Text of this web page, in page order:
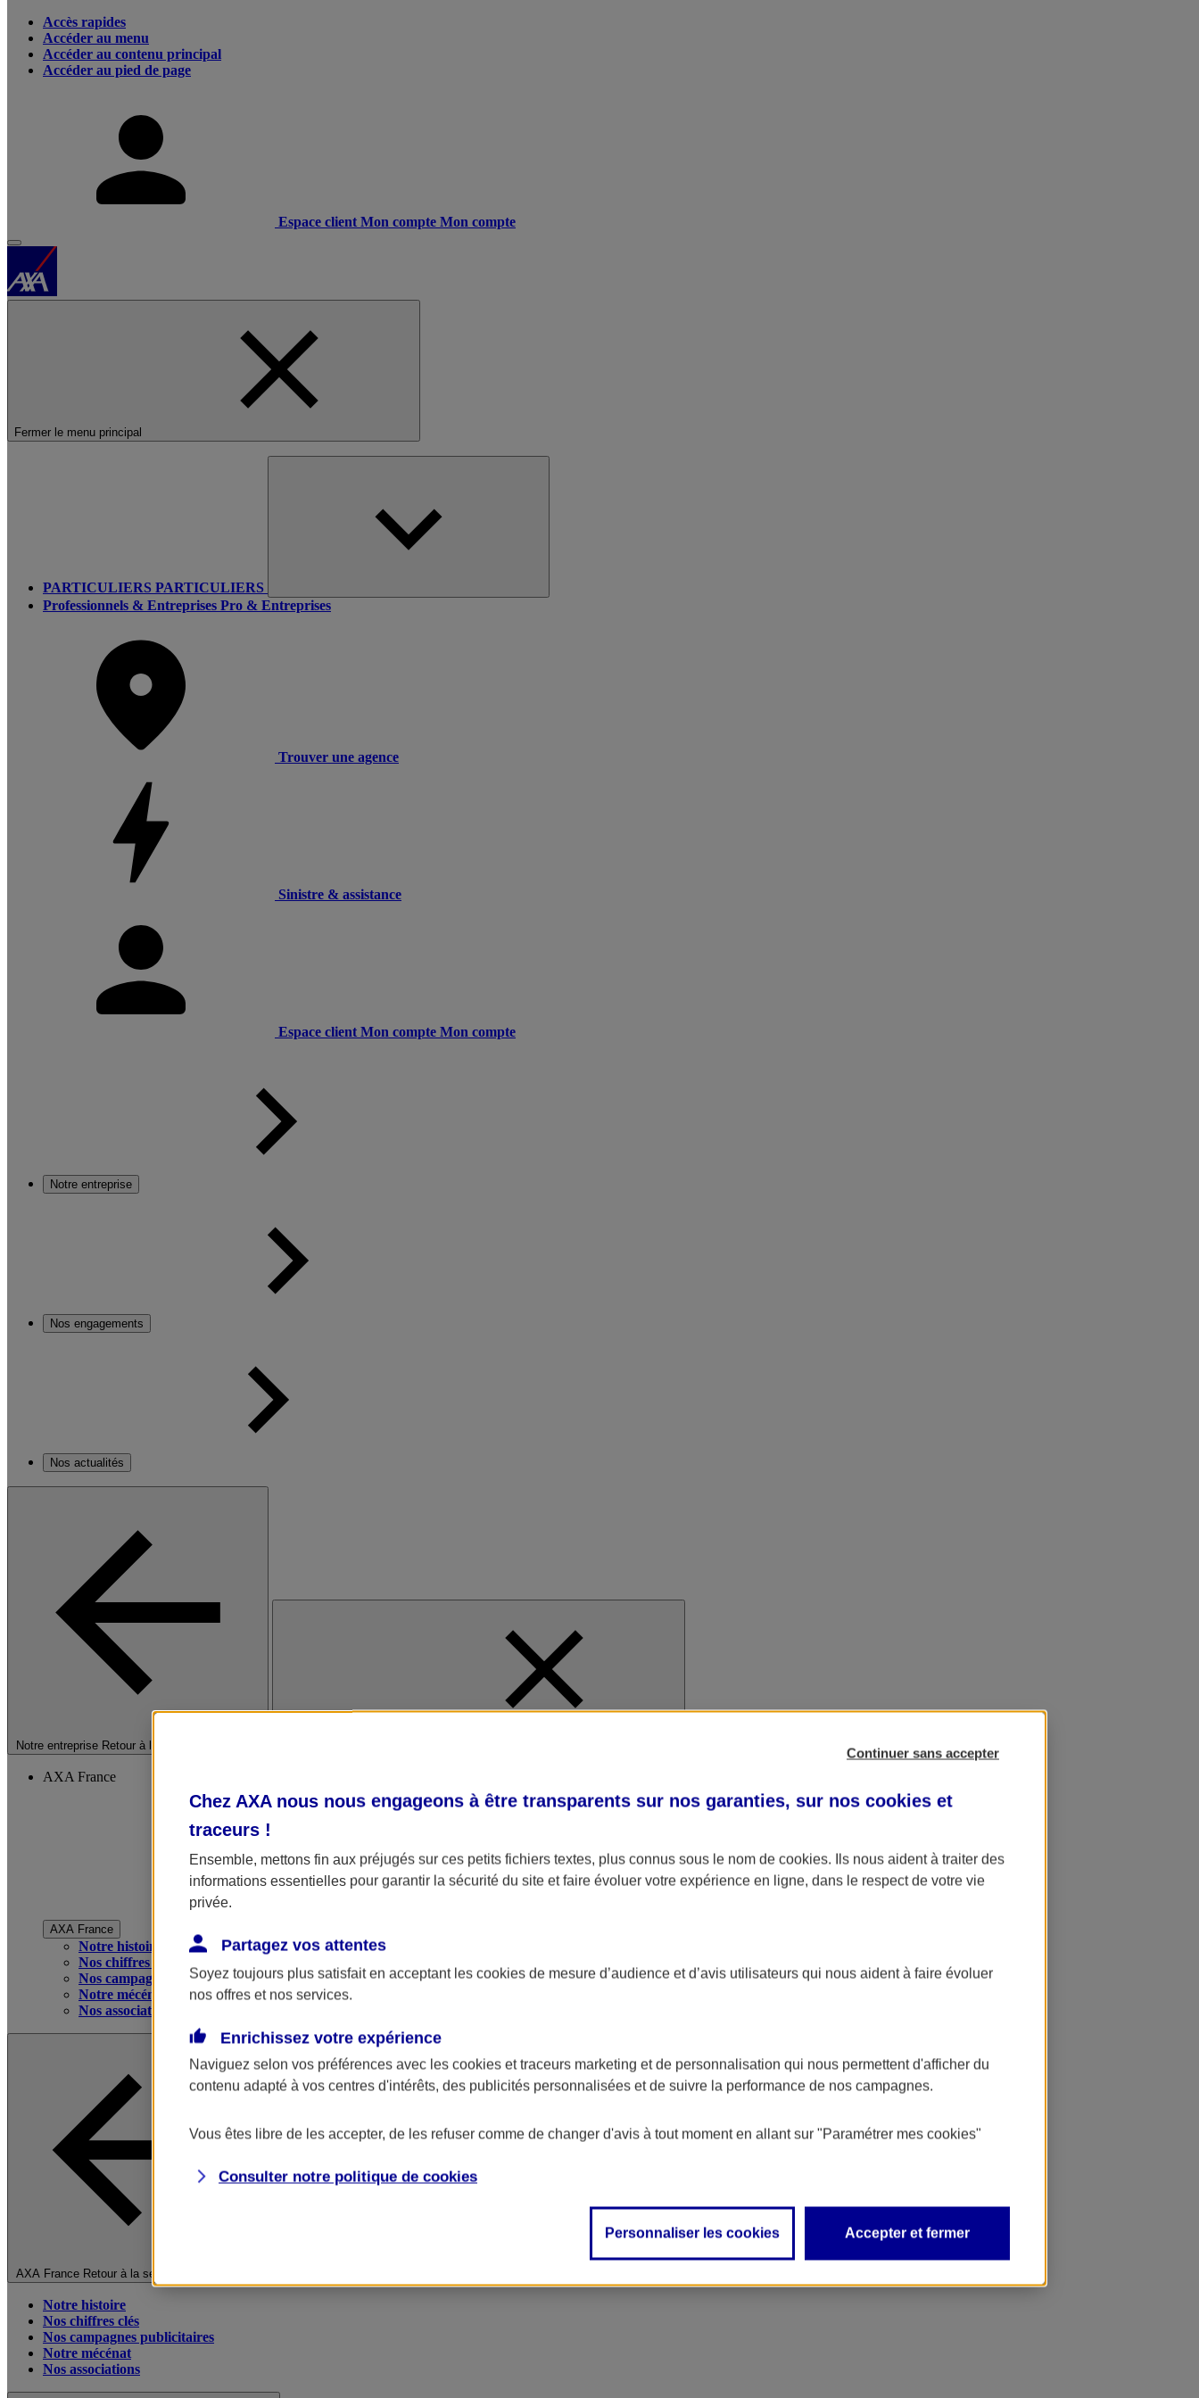
Accès rapides
Accéder au menu
Accéder au contenu principal
Accéder au pied de page
Espace client Mon compte Mon compte
Fermer le menu principal
PARTICULIERS PARTICULIERS
Professionnels & Entreprises Pro & Entreprises
Trouver une agence
Sinistre & assistance
Espace client Mon compte Mon compte
Notre entreprise
Nos engagements
Nos actualités
Notre entreprise Retour à la section précédente
AXA France
AXA France
Notre histoire
Nos chiffres clés
Nos campagnes publicitaires
Notre mécénat
Nos associations
AXA France Retour à la section précédente
Notre histoire
Nos chiffres clés
Nos campagnes publicitaires
Notre mécénat
Nos associations
Continuer sans accepter
Chez AXA nous nous engageons à être transparents sur nos garanties, sur nos cookies et
traceurs !
Ensemble, mettons fin aux préjugés sur ces petits fichiers textes, plus connus sous le nom de cookies. Ils nous aident à traiter des
informations essentielles pour garantir la sécurité du site et faire évoluer votre expérience en ligne, dans le respect de votre vie
privée.
Partagez vos attentes
Soyez toujours plus satisfait en acceptant les cookies de mesure d’audience et d’avis utilisateurs qui nous aident à faire évoluer
nos offres et nos services.
Enrichissez votre expérience
Naviguez selon vos préférences avec les cookies et traceurs marketing et de personnalisation qui nous permettent d'afficher du
contenu adapté à vos centres d'intérêts, des publicités personnalisées et de suivre la performance de nos campagnes.
Vous êtes libre de les accepter, de les refuser comme de changer d'avis à tout moment en allant sur "Paramétrer mes cookies"
Consulter notre politique de cookies
Personnaliser les cookies Accepter et fermer